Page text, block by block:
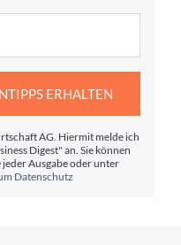
ERHALTEN
AG. Hiermit melde ich
Digest" an. Sie können
Ausgabe oder unter
Datenschutz